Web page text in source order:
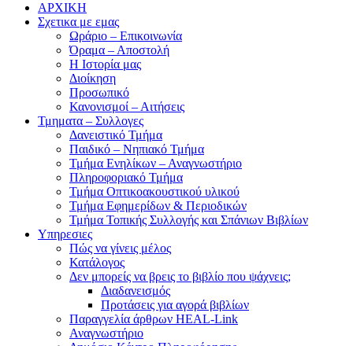
ΑΡΧΙΚΗ
Σχετικα με εμας
Ωράριο – Επικοινωνία
Όραμα – Αποστολή
Η Ιστορία μας
Διοίκηση
Προσωπικό
Κανονισμοί – Αιτήσεις
Τμηματα – Συλλογες
Δανειστικό Τμήμα
Παιδικό – Νηπιακό Τμήμα
Τμήμα Ενηλίκων – Αναγνωστήριο
Πληροφοριακό Τμήμα
Τμήμα Οπτικοακουστικού υλικού
Τμήμα Εφημερίδων & Περιοδικών
Τμήμα Τοπικής Συλλογής και Σπάνιων Βιβλίων
Υπηρεσιες
Πώς να γίνεις μέλος
Κατάλογος
Δεν μπορείς να βρεις το βιβλίο που ψάχνεις;
Διαδανεισμός
Προτάσεις για αγορά βιβλίων
Παραγγελία άρθρων HEAL-Link
Αναγνωστήριο